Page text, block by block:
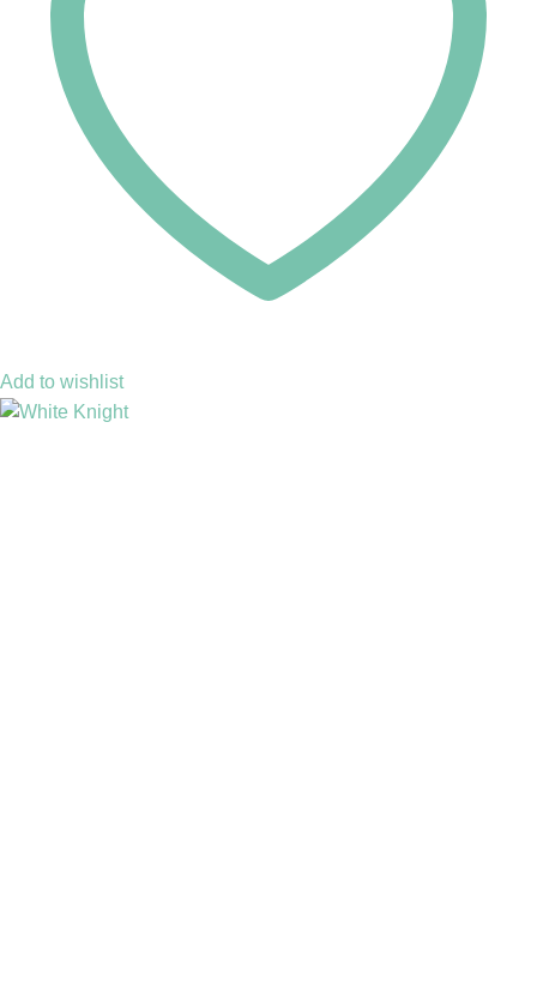
Add to wishlist